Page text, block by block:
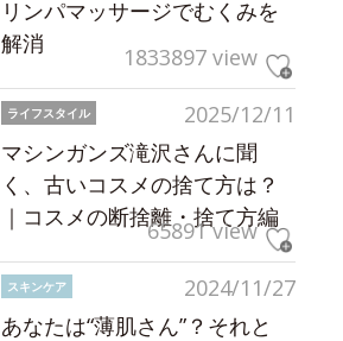
リンパマッサージでむくみを
解消
1833897 view
2025/12/11
ライフスタイル
マシンガンズ滝沢さんに聞
く、古いコスメの捨て方は？
｜コスメの断捨離・捨て方編
65891 view
2024/11/27
スキンケア
あなたは“薄肌さん”？それと